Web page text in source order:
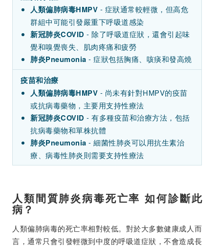
人類偏肺病毒HMPV - 症狀通常較輕微，但高危
群組中可能引發嚴重下呼吸道感染
新冠肺炎COVID - 除了呼吸道症狀，還會引起味
覺和嗅覺喪失、肌肉疼痛和疲勞
肺炎Pneumonia - 症狀包括胸痛、咳痰和發高燒
疫苗和治療
人類偏肺病毒HMPV - 尚未有針對HMPV的疫苗
或抗病毒藥物，主要用支持性療法
新冠肺炎COVID - 有多種疫苗和治療方法，包括
抗病毒藥物和單株抗體
肺炎Pneumonia - 細菌性肺炎可以用抗生素治
療、病毒性肺炎則需要支持性療法
人類間質肺炎病毒死亡率 如何診斷此
病？
人類偏肺病毒的死亡率相對較低。對於大多數健康成人而
言，通常只會引發輕微到中度的呼吸道症狀，不會造成長